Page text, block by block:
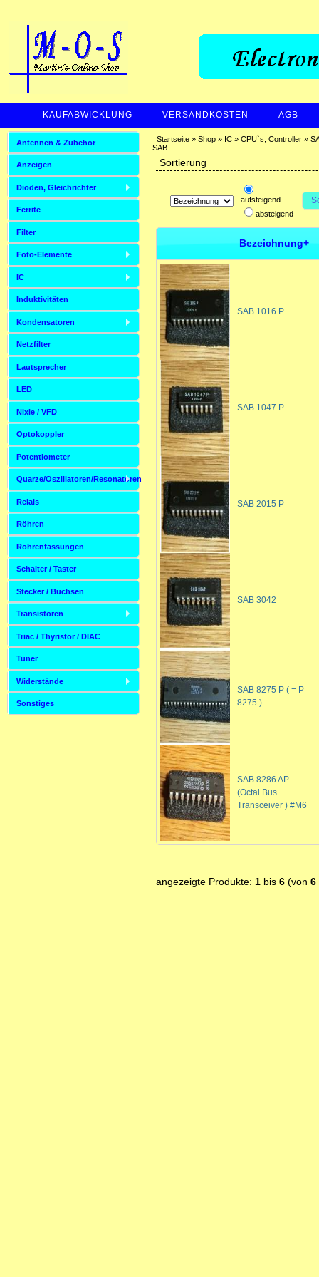
KAUFABWICKLUNG VERSANDKOSTEN AGB
ZAHLUNGSARTEN Startseite» Shop» IC» CPU`s, Controller»
SAB...
Sortierung
aufsteigend
absteigend
Bezeichnung+
SAB 1016 P
SAB 1047 P
SAB 2015 P
SAB 3042
SAB 8275 P ( = P
8275 )
SAB 8286 AP
(Octal Bus
Transceiver ) #M6
angezeigte Produkte: 1bis 6(von 6
Antennen & Zubehör
Anzeigen
Dioden, Gleichrichter
Ferrite
Filter
Foto-Elemente
IC
Induktivitäten
Kondensatoren
Netzfilter
Lautsprecher
LED
Nixie / VFD
Optokoppler
Potentiometer
Quarze/Oszillatoren/Resonatoren
Relais
Röhren
Röhrenfassungen
Schalter / Taster
Stecker / Buchsen
Transistoren
Triac / Thyristor / DIAC
Tuner
Widerstände
Sonstiges